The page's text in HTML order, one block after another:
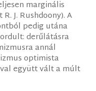
marginális
J. Rushdoony). A
pedig utána
derűlátásra
annál
optimista
együtt vált a múlt